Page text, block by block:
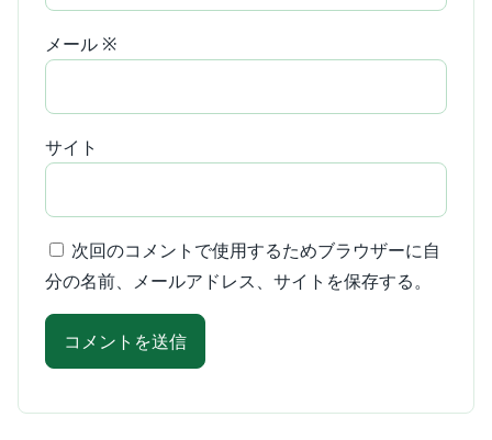
メール ※
サイト
次回のコメントで使用するためブラウザーに自
分の名前、メールアドレス、サイトを保存する。